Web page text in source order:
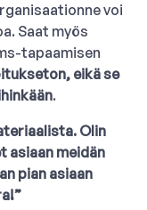
voi
Saat myös
tapaamisen
eikä se
.
Olin
asiaan meidän
pian asiaan